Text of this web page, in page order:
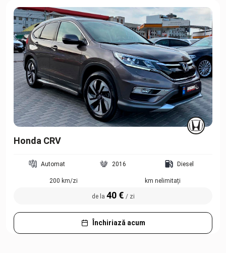
Honda CRV
Automat 2016 Diesel
200 km/zi km nelimitați
de la 40 € / zi
Închiriază acum